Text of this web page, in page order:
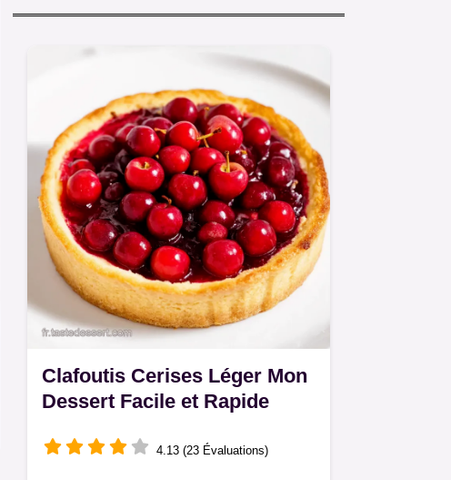
Clafoutis Cerises Léger Mon
Dessert Facile et Rapide
4.13 (23 Évaluations)